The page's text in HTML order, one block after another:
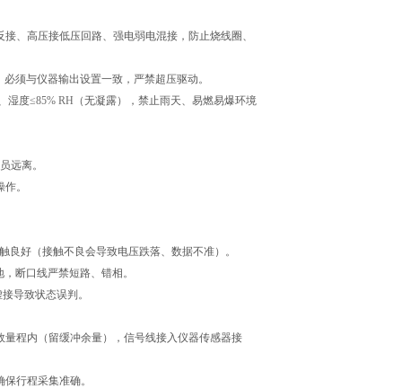
、高压接低压回路、强电弱电混接，防止烧线圈、
必须与仪器输出设置一致，严禁超压驱动。
湿度≤85% RH （无凝露），禁止雨天、易燃易爆环境
远离。
。
良好（接触不良会导致电压跌落、数据不准）。
断口线严禁短路、错相。
导致状态误判。
程内（留缓冲余量），信号线接入仪器传感器接
行程采集准确。